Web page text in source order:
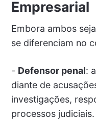
Empresarial
Embora ambos
se diferenciam no
- Defensor penal:
diante de
investigações,
processos judiciais.